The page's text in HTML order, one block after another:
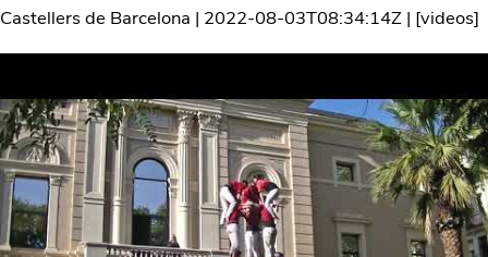
Castellers de Barcelona | 2022-08-03T08:34:14Z | [videos]